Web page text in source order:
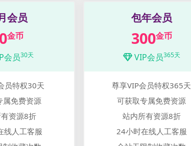
会员
金币
会员30天
员特权30天
属免费资源
资源8折
线人工客服
包年会员
300金币
VIP会员365天
尊享VIP会员特权365天
可获取专属免费资源
站内所有资源8折
24小时在线人工客服